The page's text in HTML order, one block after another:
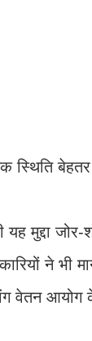
बेहतर
मुद्दा जोर-
ने भी
वेतन